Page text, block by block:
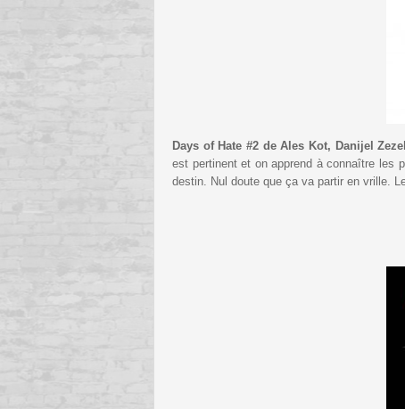
Days of Hate #2 de Ales Kot, Danijel
est pertinent et on apprend à connaître les
destin. Nul doute que ça va partir en vrille.